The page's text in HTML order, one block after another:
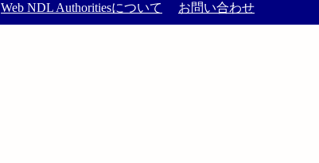
Web NDL Authoritiesについて お問い合わせ